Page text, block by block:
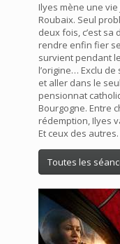
Ilyes mène une
Roubaix. Seul
deux fois, c’est sa
rendre enfin fier
survient pendant
l’origine… Exclu
et aller dans le
pensionnat
Bourgogne. Entre
rédemption, Ilyes
Et ceux des autres.
Toutes les